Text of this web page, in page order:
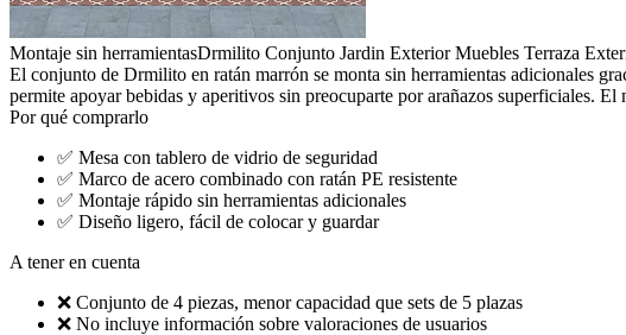
Montaje sin herramientasDrmilito Conjunto Jardin Exterior Muebles Terraza
El conjunto de Drmilito en ratán marrón se monta sin herramientas adicionales
permite apoyar bebidas y aperitivos sin preocuparte por arañazos superficiales.
Por qué comprarlo
✅ Mesa con tablero de vidrio de seguridad
✅ Marco de acero combinado con ratán PE resistente
✅ Montaje rápido sin herramientas adicionales
✅ Diseño ligero, fácil de colocar y guardar
A tener en cuenta
❌ Conjunto de 4 piezas, menor capacidad que sets de 5 plazas
❌ No incluye información sobre valoraciones de usuarios